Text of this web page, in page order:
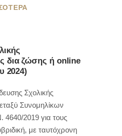
δια ζώσης ή online
2024)
Σχολικής
Συνομηλίκων
4640/2019 για τους
με ταυτόχρονη